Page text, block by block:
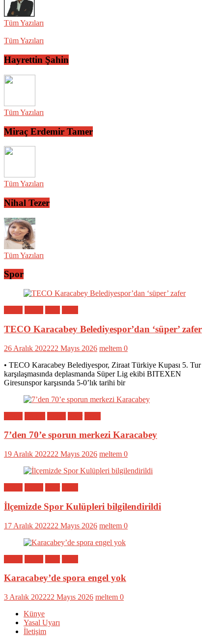
Tüm Yazıları
Tüm Yazıları
Hayrettin Şahin
Tüm Yazıları
Miraç Erdemir Tamer
Tüm Yazıları
Nihal Tezer
Tüm Yazıları
Spor
TECO Karacabey Belediyespor’dan ‘süper’ zafer
26 Aralık 202222 Mayıs 2026 meltem 0
• TECO Karacabey Belediyespor, Ziraat Türkiye Kupası 5. Tur
karşılaşmasında deplasmanda Süper Lig ekibi BITEXEN
Giresunspor karşısında 5-0’lık tarihi bir
7’den 70’e sporun merkezi Karacabey
19 Aralık 202222 Mayıs 2026 meltem 0
İlçemizde Spor Kulüpleri bilgilendirildi
17 Aralık 202222 Mayıs 2026 meltem 0
Karacabey’de spora engel yok
3 Aralık 202222 Mayıs 2026 meltem 0
Künye
Yasal Uyarı
İletişim